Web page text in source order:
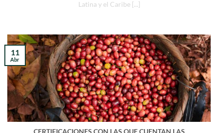
Latina y el Caribe [...]
CERTIFICACIONES CON LAS QUE CUENTAN LAS
11
Abr